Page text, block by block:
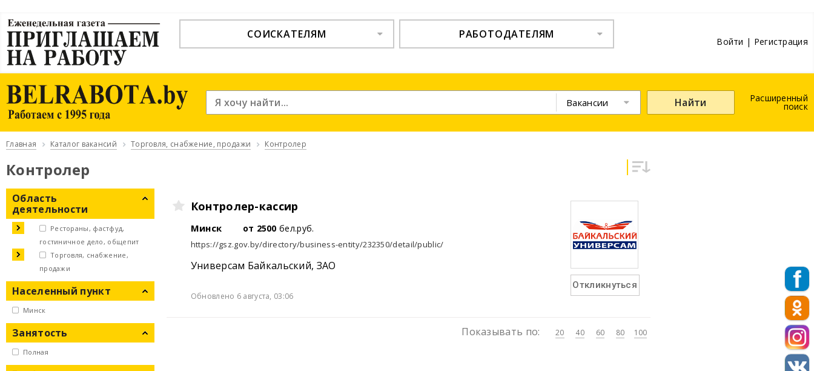
СОИСКАТЕЛЯМ РАБОТОДАТЕЛЯМ
Войти | Регистрация
Вакансии Найти Расширенный
поиск
Главная Каталог вакансий Торговля, снабжение, продажи Контролер
Контролер
Область
деятельности
Рестораны, фастфуд,
гостиничное дело, общепит
Торговля, снабжение,
продажи
Населенный пункт
Минск
Занятость
Полная
Контролер-кассир
Минск от 2500бел.руб.
https://gsz.gov.by/directory/business-entity/232350/detail/public/
Универсам Байкальский, ЗАО
Обновлено 6 августа, 03:06
Откликнуться
Показывать по: 20 40 60 80 100